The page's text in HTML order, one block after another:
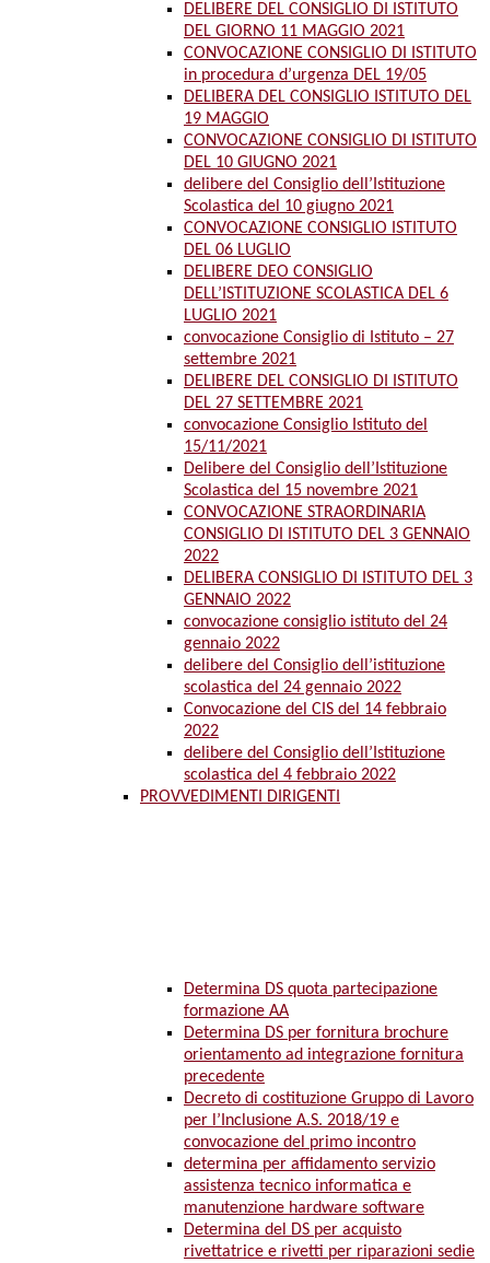
DELIBERE DEL CONSIGLIO DI ISTITUTO
DEL GIORNO 11 MAGGIO 2021
CONVOCAZIONE CONSIGLIO DI ISTITUTO
in procedura d’urgenza DEL 19/05
DELIBERA DEL CONSIGLIO ISTITUTO DEL
19 MAGGIO
CONVOCAZIONE CONSIGLIO DI ISTITUTO
DEL 10 GIUGNO 2021
delibere del Consiglio dell’Istituzione
Scolastica del 10 giugno 2021
CONVOCAZIONE CONSIGLIO ISTITUTO
DEL 06 LUGLIO
DELIBERE DEO CONSIGLIO
DELL’ISTITUZIONE SCOLASTICA DEL 6
LUGLIO 2021
convocazione Consiglio di Istituto – 27
settembre 2021
DELIBERE DEL CONSIGLIO DI ISTITUTO
DEL 27 SETTEMBRE 2021
convocazione Consiglio Istituto del
15/11/2021
Delibere del Consiglio dell’Istituzione
Scolastica del 15 novembre 2021
CONVOCAZIONE STRAORDINARIA
CONSIGLIO DI ISTITUTO DEL 3 GENNAIO
2022
DELIBERA CONSIGLIO DI ISTITUTO DEL 3
GENNAIO 2022
convocazione consiglio istituto del 24
gennaio 2022
delibere del Consiglio dell’istituzione
scolastica del 24 gennaio 2022
Convocazione del CIS del 14 febbraio
2022
delibere del Consiglio dell’Istituzione
scolastica del 4 febbraio 2022
PROVVEDIMENTI DIRIGENTI
Determina DS quota partecipazione
formazione AA
Determina DS per fornitura brochure
orientamento ad integrazione fornitura
precedente
Decreto di costituzione Gruppo di Lavoro
per l’Inclusione A.S. 2018/19 e
convocazione del primo incontro
determina per affidamento servizio
assistenza tecnico informatica e
manutenzione hardware software
Determina del DS per acquisto
rivettatrice e rivetti per riparazioni sedie